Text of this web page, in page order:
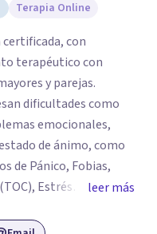
Terapia Online
certificada, con
terapéutico con
y parejas.
dificultades como
emocionales,
de ánimo, como
de Pánico, Fobias,
Estrés
en
leer más